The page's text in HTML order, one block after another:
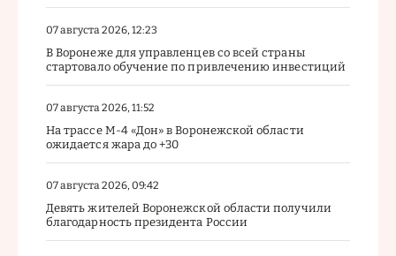
07 августа 2026, 12:23
В Воронеже для управленцев со всей страны
стартовало обучение по привлечению инвестиций
07 августа 2026, 11:52
На трассе М-4 «Дон» в Воронежской области
ожидается жара до +30
07 августа 2026, 09:42
Девять жителей Воронежской области получили
благодарность президента России